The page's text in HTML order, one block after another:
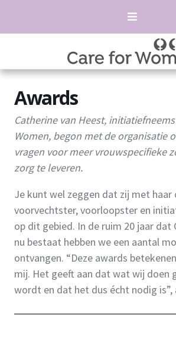
Awards
Catherine van Heest,
Women, begon met de organisatie
vragen voor meer vrouwspecifieke
zorg te leveren.
Je kunt wel zeggen dat zij met haar
voorvechtster, voorloopster en
op dit gebied. In de ruim 20 jaar dat
nu bestaat hebben we een aantal
ontvangen. “Deze awards
mij. Het geeft aan dat wat wij doen
wordt en dat het dus écht nodig is”,